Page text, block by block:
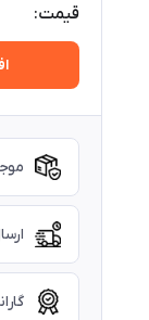
قیمت: